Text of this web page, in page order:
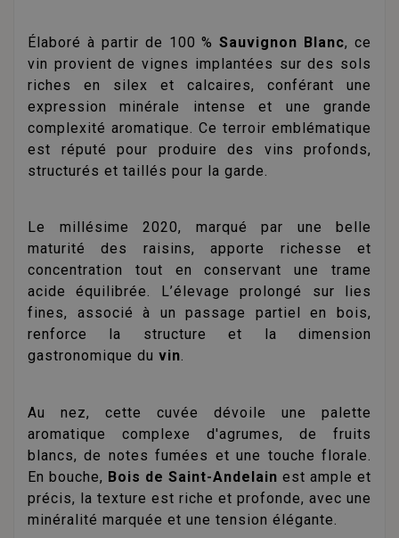
Élaboré à partir de 100 %Sauvignon Blanc, ce
vin provient de vignes implantées sur des sols
riches en silex et calcaires, conférant une
expression minérale intense et une grande
complexité aromatique. Ce terroir emblématique
est réputé pour produire des vins profonds,
structurés et taillés pour la garde.
Le millésime 2020, marqué par une belle
maturité des raisins, apporte richesse et
concentration tout en conservant une trame
acide équilibrée. L’élevage prolongé sur lies
fines, associé à un passage partiel en bois,
renforce la structure et la dimension
gastronomique du vin.
Au nez, cette cuvée dévoile une palette
aromatique complexe d'agrumes, de fruits
blancs, de notes fumées et une touche florale.
En bouche, Bois de Saint-Andelain est ample et
précis, la texture est riche et profonde, avec une
minéralité marquée et une tension élégante.